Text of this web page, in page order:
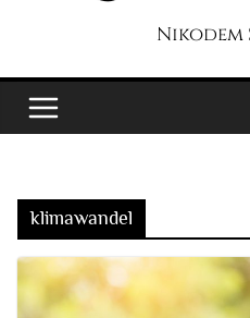
Nikodem
klimawandel